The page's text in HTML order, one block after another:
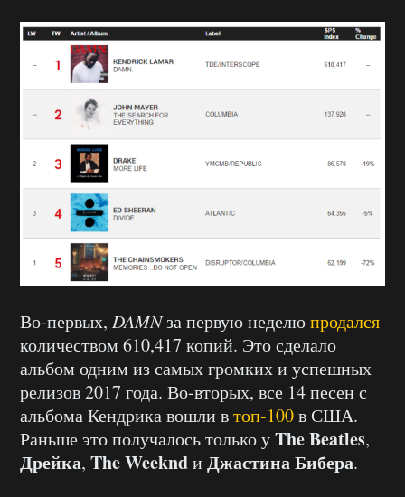
Во-первых, DAMNза первую неделюпродался
количеством 610,417 копий. Это сделало
альбом одним из самых громких и успешных
релизов 2017 года. Во-вторых, все 14 песен с
альбома Кендрика вошли втоп-100в США.
Раньше это получалось только уThe Beatles,
Дрейка, The Weekndи Джастина Бибера.